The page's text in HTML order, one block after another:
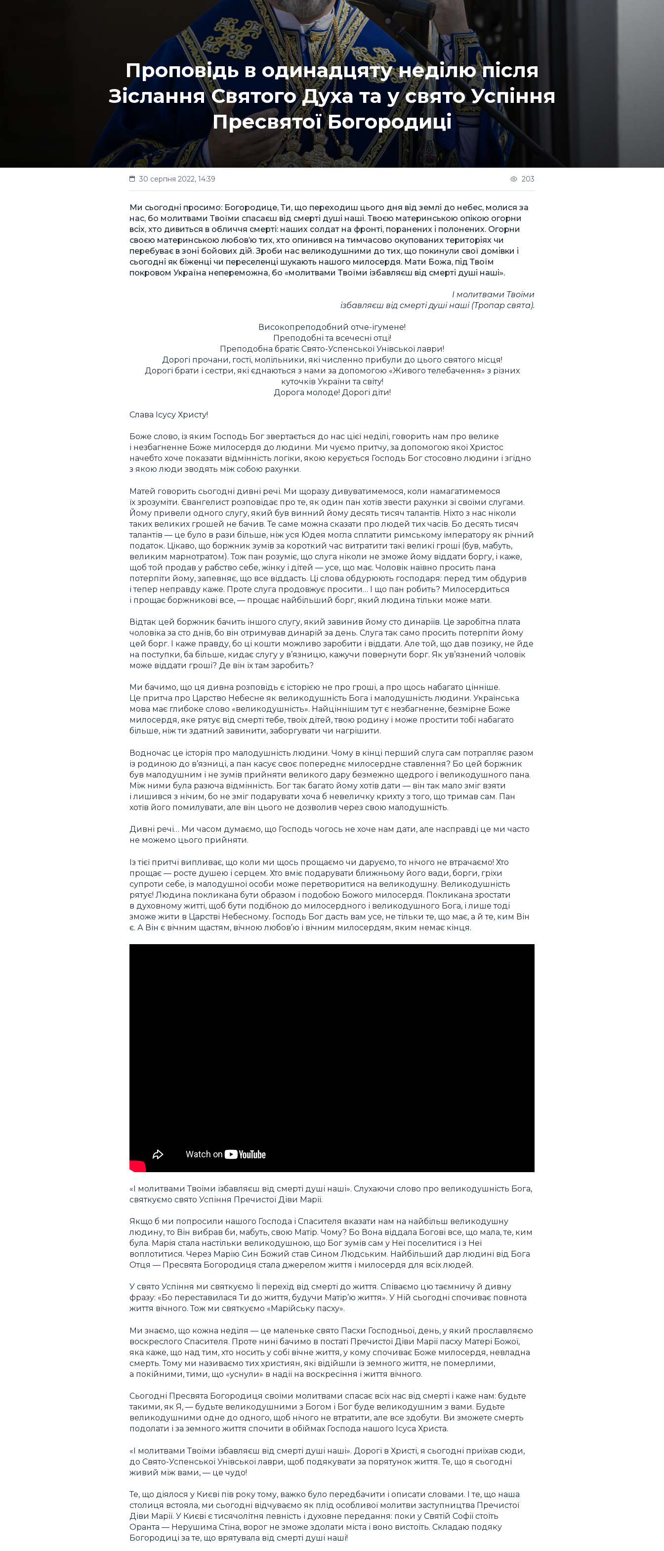
Проповідь в одинадцяту неділю після
Зіслання Святого Духа та у свято Успіння
Пресвятої Богородиці
30 серпня 2022, 14:39 203
Ми сьогодні просимо: Богородице, Ти, що переходиш цього дня від землі до небес, молися за
нас, бо молитвами Твоїми спасаєш від смерті душі наші. Твоєю материнською опікою огорни
всіх, хто дивиться в обличчя смерті: наших солдат на фронті, поранених і полонених. Огорни
своєю материнською любов’ю тих, хто опинився на тимчасово окупованих територіях чи
перебуває в зоні бойових дій. Зроби нас великодушними до тих, що покинули свої домівки і
сьогодні як біженці чи переселенці шукають нашого милосердя. Мати Божа, під Твоїм
покровом Україна непереможна, бо «молитвами Твоїми ізбавляєш від смерті душі наші».
І молитвами Твоїми
ізбавляєш від смерті душі наші (Тропар свята).
Високопреподобний отче-ігумене!
Преподобні та всечесні отці!
Преподобна братіє Свято-Успенської Унівської лаври!
Дорогі прочани, гості, молільники, які численно прибули до цього святого місця!
Дорогі брати і сестри, які єднаються з нами за допомогою «Живого телебачення» з різних
куточків України та світу!
Дорога молоде! Дорогі діти!
Слава Ісусу Христу!
Боже слово, із яким Господь Бог звертається до нас цієї неділі, говорить нам про велике
і незбагненне Боже милосердя до людини. Ми чуємо притчу, за допомогою якої Христос
начебто хоче показати відмінність логіки, якою керується Господь Бог стосовно людини і згідно
з якою люди зводять між собою рахунки.
Матей говорить сьогодні дивні речі. Ми щоразу дивуватимемося, коли намагатимемося
їх зрозуміти. Євангелист розповідає про те, як один пан хотів звести рахунки зі своїми слугами.
Йому привели одного слугу, який був винний йому десять тисяч талантів. Ніхто з нас ніколи
таких великих грошей не бачив. Те саме можна сказати про людей тих часів. Бо десять тисяч
талантів — це було в рази більше, ніж уся Юдея могла сплатити римському імператору як річний
податок. Цікаво, що боржник зумів за короткий час витратити такі великі гроші (був, мабуть,
великим марнотратом). Тож пан розуміє, що слуга ніколи не зможе йому віддати боргу, і каже,
щоб той продав у рабство себе, жінку і дітей — усе, що має. Чоловік наївно просить пана
потерпіти йому, запевняє, що все віддасть. Ці слова обдурюють господаря: перед тим обдурив
і тепер неправду каже. Проте слуга продовжує просити… І що пан робить? Милосердиться
і прощає боржникові все, — прощає найбільший борг, який людина тільки може мати.
Відтак цей боржник бачить іншого слугу, який завинив йому сто динаріїв. Це заробітна плата
чоловіка за сто днів, бо він отримував динарій за день. Слуга так само просить потерпіти йому
цей борг. І каже правду, бо ці кошти можливо заробити і віддати. Але той, що дав позику, не йде
на поступки, ба більше, кидає слугу у в’язницю, кажучи повернути борг. Як ув’язнений чоловік
може віддати гроші? Де він їх там заробить?
Ми бачимо, що ця дивна розповідь є історією не про гроші, а про щось набагато цінніше.
Це притча про Царство Небесне як великодушність Бога і малодушність людини. Українська
мова має глибоке слово «великодушність». Найціннішим тут є незбагненне, безмірне Боже
милосердя, яке рятує від смерті тебе, твоїх дітей, твою родину і може простити тобі набагато
більше, ніж ти здатний завинити, заборгувати чи нагрішити.
Водночас це історія про малодушність людини. Чому в кінці перший слуга сам потрапляє разом
із родиною до в’язниці, а пан касує своє попереднє милосердне ставлення? Бо цей боржник
був малодушним і не зумів прийняти великого дару безмежно щедрого і великодушного пана.
Між ними була разюча відмінність. Бог так багато йому хотів дати — він так мало зміг взяти
і лишився з нічим, бо не зміг подарувати хоча б невеличку крихту з того, що тримав сам. Пан
хотів його помилувати, але він цього не дозволив через свою малодушність.
Дивні речі… Ми часом думаємо, що Господь чогось не хоче нам дати, але насправді це ми часто
не можемо цього прийняти.
Із тієї притчі випливає, що коли ми щось прощаємо чи даруємо, то нічого не втрачаємо! Хто
прощає — росте душею і серцем. Хто вміє подарувати ближньому його вади, борги, гріхи
супроти себе, із малодушної особи може перетворитися на великодушну. Великодушність
рятує! Людина покликана бути образом і подобою Божого милосердя. Покликана зростати
в духовному житті, щоб бути подібною до милосердного і великодушного Бога, і лише тоді
зможе жити в Царстві Небесному. Господь Бог дасть вам усе, не тільки те, що має, а й те, ким Він
є. А Він є вічним щастям, вічною любов’ю і вічним милосердям, яким немає кінця.
«І молитвами Твоїми ізбавляєш від смерті душі наші». Слухаючи слово про великодушність Бога,
святкуємо свято Успіння Пречистої Діви Марії.
Якщо б ми попросили нашого Господа і Спасителя вказати нам на найбільш великодушну
людину, то Він вибрав би, мабуть, свою Матір. Чому? Бо Вона віддала Богові все, що мала, те, ким
була. Марія стала настільки великодушною, що Бог зумів сам у Неї поселитися і з Неї
воплотитися. Через Марію Син Божий став Сином Людським. Найбільший дар людині від Бога
Отця — Пресвята Богородиця стала джерелом життя і милосердя для всіх людей.
У свято Успіння ми святкуємо Її перехід від смерті до життя. Співаємо цю таємничу й дивну
фразу: «Бо переставилася Ти до життя, будучи Матір’ю життя». У Ній сьогодні спочиває повнота
життя вічного. Тож ми святкуємо «Марійську пасху».
Ми знаємо, що кожна неділя — це маленьке свято Пасхи Господньої, день, у який прославляємо
воскреслого Спасителя. Проте нині бачимо в постаті Пречистої Діви Марії пасху Матері Божої,
яка каже, що над тим, хто носить у собі вічне життя, у кому спочиває Боже милосердя, невладна
смерть. Тому ми називаємо тих християн, які відійшли із земного життя, не померлими,
а покійними, тими, що «уснули» в надії на воскресіння і життя вічного.
Сьогодні Пресвята Богородиця своїми молитвами спасає всіх нас від смерті і каже нам: будьте
такими, як Я, — будьте великодушними з Богом і Бог буде великодушним з вами. Будьте
великодушними одне до одного, щоб нічого не втратити, але все здобути. Ви зможете смерть
подолати і за земного життя спочити в обіймах Господа нашого Ісуса Христа.
«І молитвами Твоїми ізбавляєш від смерті душі наші». Дорогі в Христі, я сьогодні приїхав сюди,
до Свято-Успенської Унівської лаври, щоб подякувати за порятунок життя. Те, що я сьогодні
живий між вами, — це чудо!
Те, що діялося у Києві пів року тому, важко було передбачити і описати словами. І те, що наша
столиця встояла, ми сьогодні відчуваємо як плід особливої молитви заступництва Пречистої
Діви Марії. У Києві є тисячолітня певність і духовне передання: поки у Святій Софії стоїть
Оранта — Нерушима Стіна, ворог не зможе здолати міста і воно вистоїть. Складаю подяку
Богородиці за те, що врятувала від смерті душі наші!